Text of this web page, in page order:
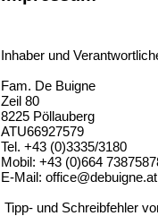
Inhaber und
Fam. De Buigne
Zeil 80
8225 Pöllauberg
ATU66927579
Tel. +43 (0)3335/3180
Mobil: +43 (0)664
E-Mail: office@debuigne.at
Tipp- und Schreibfehler